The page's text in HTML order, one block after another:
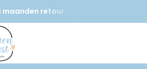
maanden retour